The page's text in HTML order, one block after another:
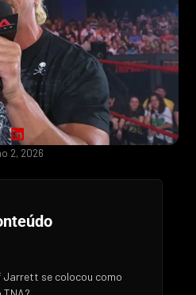
2, 2026
Jarrett se colocou como